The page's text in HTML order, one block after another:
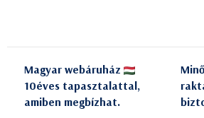
Magyar webáruház
10éves tapasztalattal,
amiben megbízhat.